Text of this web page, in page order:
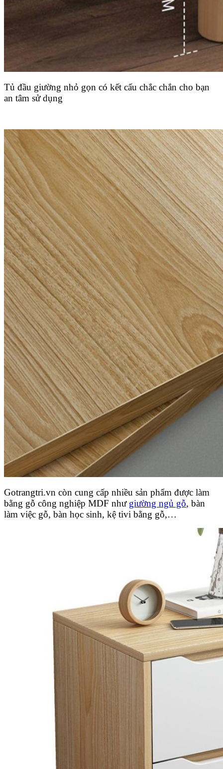
Tủ đầu giường nhỏ gọn có kết cấu chắc chắn cho bạn
an tâm sử dụng
Gotrangtri.vn còn cung cấp nhiều sản phẩm được làm
bằng gỗ công nghiệp MDF như giường ngủ gỗ, bàn
làm việc gỗ, bàn học sinh, kệ tivi bằng gỗ,…